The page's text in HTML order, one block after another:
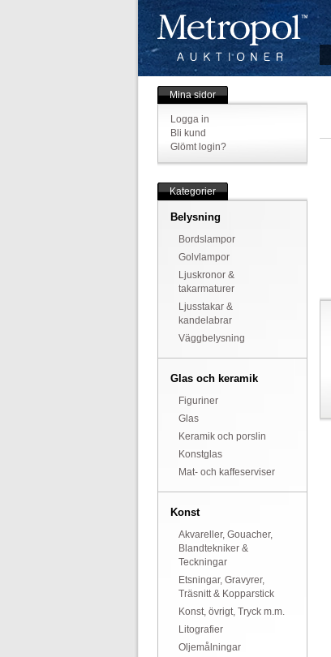
Mina sidor
Logga in
Bli kund
Glömt login?
Kategorier
Belysning
Bordslampor
Golvlampor
Ljuskronor &
takarmaturer
Ljusstakar &
kandelabrar
Väggbelysning
Glas och keramik
Figuriner
Glas
Keramik och porslin
Konstglas
Mat- och kaffeserviser
Konst
Akvareller, Gouacher,
Blandtekniker &
Teckningar
Etsningar, Gravyrer,
Träsnitt & Kopparstick
Konst, övrigt, Tryck m.m.
Litografier
Oljemålningar